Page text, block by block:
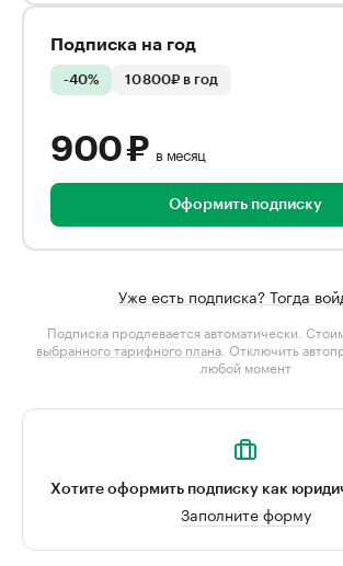
Подписка на год
-40% 10 800₽ в год
900 ₽ в месяц
Оформить подписку
Уже есть подписка? Тогда
Подписка продлевается автоматически.
выбранного тарифного плана . Отключить
любой момент
Хотите оформить подписку как
Заполните форму